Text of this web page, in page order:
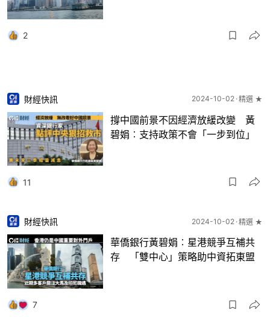
2
財經快訊 2024-10-02 精選 ★
撐中國前景不因經濟放緩改變 黃
碧娟︰支持政策不會「一步到位」
11
財經快訊 2024-10-02 精選 ★
華僑銀行黃碧娟︰星港競爭互補共
存 「雙中心」策略助中資拓東盟
7